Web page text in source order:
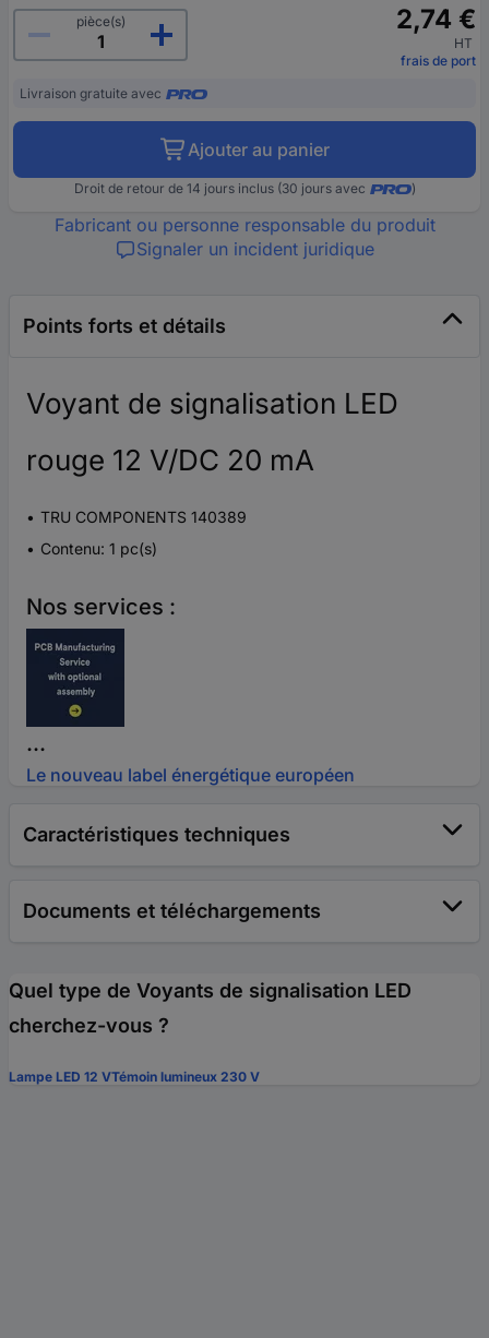
pièce(s)
2,74 €
HT
frais de port
Livraison gratuite avec
Ajouter au panier
Droit de retour de 14 jours inclus (30 jours avec )
Fabricant ou personne responsable du produit
Signaler un incident juridique
Points forts et détails
Voyant de signalisation LED
rouge 12 V/DC 20 mA
TRU COMPONENTS 140389
Contenu: 1 pc(s)
Nos services :
...
Le nouveau label énergétique européen
Caractéristiques techniques
Documents et téléchargements
Quel type de Voyants de signalisation LED
cherchez-vous ?
Lampe LED 12 VTémoin lumineux 230 V